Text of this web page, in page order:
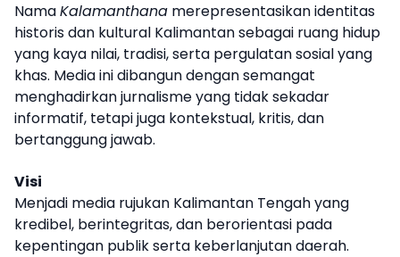
NamaKalamanthana merepresentasikan identitas
historis dan kultural Kalimantan sebagai ruang hidup
yang kaya nilai, tradisi, serta pergulatan sosial yang
khas. Media ini dibangun dengan semangat
menghadirkan jurnalisme yang tidak sekadar
informatif, tetapi juga kontekstual, kritis, dan
bertanggung jawab.
Visi
Menjadi media rujukan Kalimantan Tengah yang
kredibel, berintegritas, dan berorientasi pada
kepentingan publik serta keberlanjutan daerah.